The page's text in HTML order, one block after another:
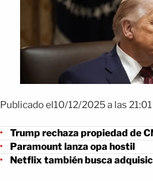
Publicado el10/12/2025 a las 21:01
Trump rechaza propiedad de
Paramount lanza opa hostil
Netflix también busca